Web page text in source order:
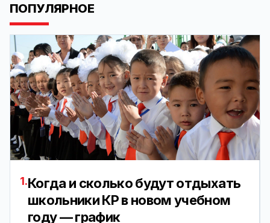
ПОПУЛЯРНОЕ
1.Когда и сколько будут отдыхать
школьники КР в новом учебном
году — график